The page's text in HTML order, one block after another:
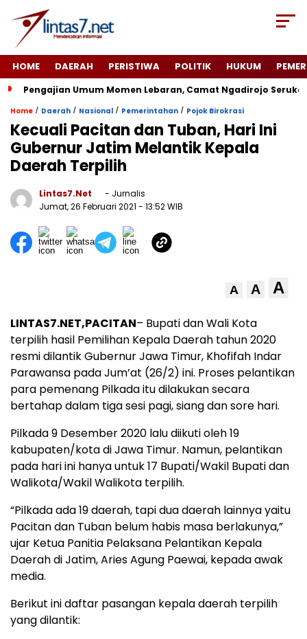
HOME DAERAH PERISTIWA POLITIK HUKUM
Pengajian Umum Momen Lebaran, Camat Ngadirojo
Home / Daerah / Nasional / Pemerintahan / Pojok Birokrasi
Kecuali Pacitan dan Tuban, Hari Ini
Gubernur Jatim Melantik Kepala
Daerah Terpilih
Lintas7.net
- Jurnalis
Jumat, 26 Februari 2021 - 13:52 WIB
A A A
LINTAS7.NET,PACITAN– Bupati dan Wali Kota
terpilih hasil Pemilihan Kepala Daerah tahun 2020
resmi dilantik Gubernur Jawa Timur, Khofifah Indar
Parawansa pada Jum’at (26/2) ini. Proses pelantikan
para pemenang Pilkada itu dilakukan secara
bertahap dalam tiga sesi pagi, siang dan sore hari.
Pilkada 9 Desember 2020 lalu diikuti oleh 19
kabupaten/kota di Jawa Timur. Namun, pelantikan
pada hari ini hanya untuk 17 Bupati/Wakil Bupati dan
Walikota/Wakil Walikota terpilih.
“Pilkada ada 19 daerah, tapi dua daerah lainnya yaitu
Pacitan dan Tuban belum habis masa berlakunya,”
ujar Ketua Panitia Pelaksana Pelantikan Kepala
Daerah di Jatim, Aries Agung Paewai, kepada awak
media.
Berikut ini daftar pasangan kepala daerah terpilih
yang dilantik: